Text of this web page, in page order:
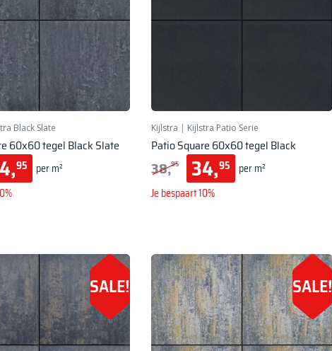
Black Slate
60x60 tegel Black Slate
95
per m²
Kijlstra | Kijlstra Patio Serie
Patio Square 60x60 tegel Black
38,95 34,95
per m²
Je bespaart 10%
SALE! SALE!